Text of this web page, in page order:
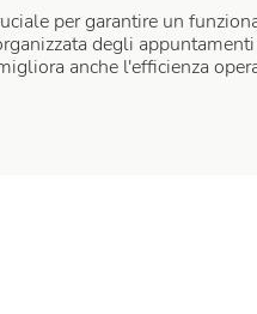
per garantire un
degli
anche l'efficienza